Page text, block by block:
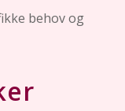
behov og